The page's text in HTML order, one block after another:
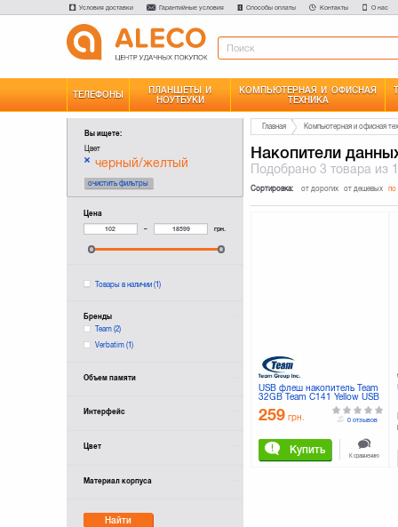
Условия доставки Гарантийные условия Способы оплаты Контакты О нас
ТЕЛЕФОНЫ
ПЛАНШЕТЫ И
НОУТБУКИ
КОМПЬЮТЕРНАЯ И ОФИСНАЯ
ТЕХНИКА
Вы ищете:
Цвет
черный/желтый
очистить фильтры
Цена
– грн.
Товары в наличии(1)
Бренды
Team(2)
Verbatim(1)
Объем памяти
Интерфейс
Цвет
Материал корпуса
Найти
Главная Компьютерная и офисная
Накопители
Подобрано3 товара из
Сортировка: от дорогих от дешевых по
USB флеш накопитель Team
32GB Team C141 Yellow USB
2.0 (TC14132GY01)
259 грн.
Купить
0 отзывов
К сравнению